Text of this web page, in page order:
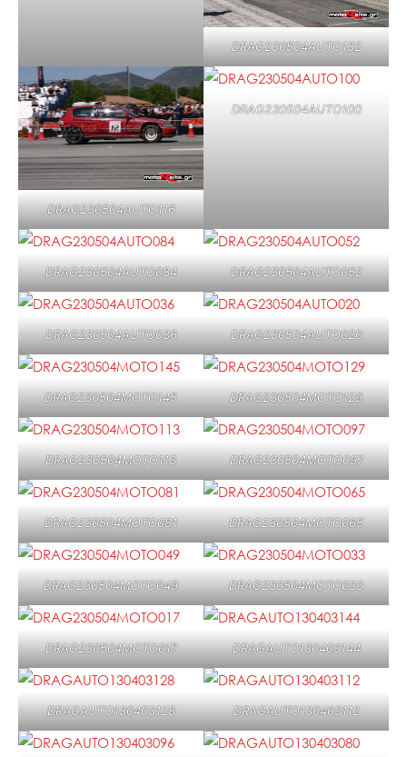
DRAG230504AUTO132
DRAG230504AUTO116
DRAG230504AUTO100
DRAG230504AUTO084 DRAG230504AUTO052
DRAG230504AUTO036 DRAG230504AUTO020
DRAG230504MOTO145 DRAG230504MOTO129
DRAG230504MOTO113 DRAG230504MOTO097
DRAG230504MOTO081 DRAG230504MOTO065
DRAG230504MOTO049 DRAG230504MOTO033
DRAG230504MOTO017 DRAGAUTO130403144
DRAGAUTO130403128 DRAGAUTO130403112